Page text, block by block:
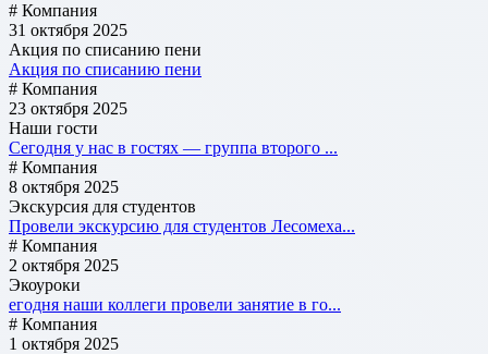
# Компания
31 октября 2025
Акция по списанию пени
Акция по списанию пени
# Компания
23 октября 2025
Наши гости
Сегодня у нас в гостях — группа второго ...
# Компания
8 октября 2025
Экскурсия для студентов
Провели экскурсию для студентов Лесомеха...
# Компания
2 октября 2025
Экоуроки
егодня наши коллеги провели занятие в го...
# Компания
1 октября 2025